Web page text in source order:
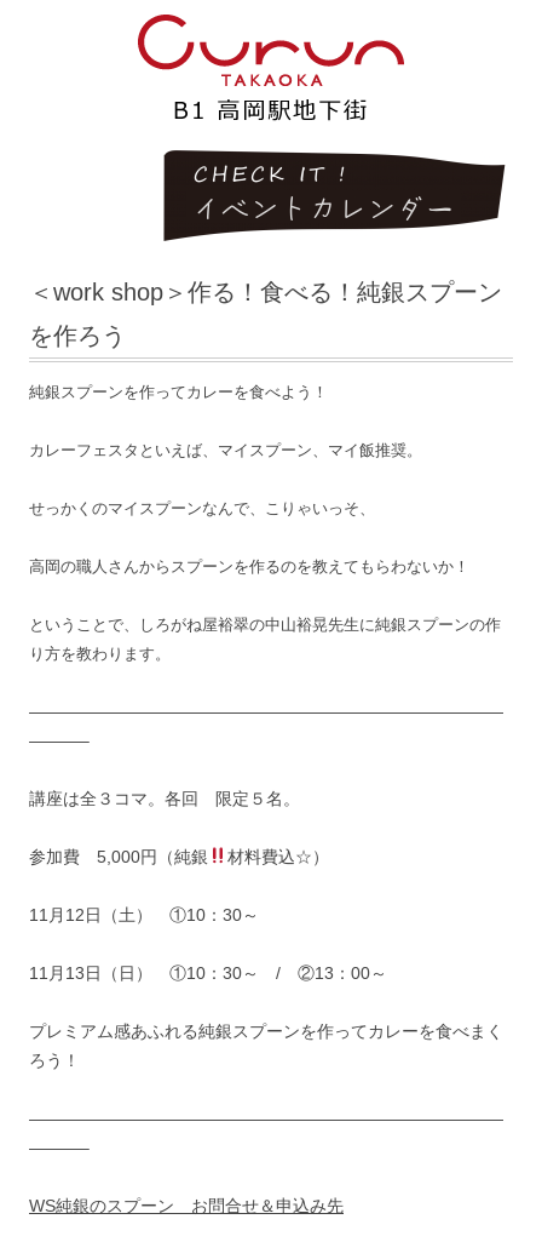
＜work shop＞作る！食べる！純銀スプーン
を作ろう
純銀スプーンを作ってカレーを食べよう！
カレーフェスタといえば、マイスプーン、マイ飯推奨。
せっかくのマイスプーンなんで、こりゃいっそ、
高岡の職人さんからスプーンを作るのを教えてもらわないか！
ということで、しろがね屋裕翠の中山裕晃先生に純銀スプーンの作
り方を教わります。
————————————————————————————
———–
講座は全３コマ。各回 限定５名。
参加費 5,000円（純銀 材料費込☆）
11月12日（土） ①10：30～
11月13日（日） ①10：30～ / ②13：00～
プレミアム感あふれる純銀スプーンを作ってカレーを食べまく
ろう！
————————————————————————————
———–
WS純銀のスプーン お問合せ＆申込み先